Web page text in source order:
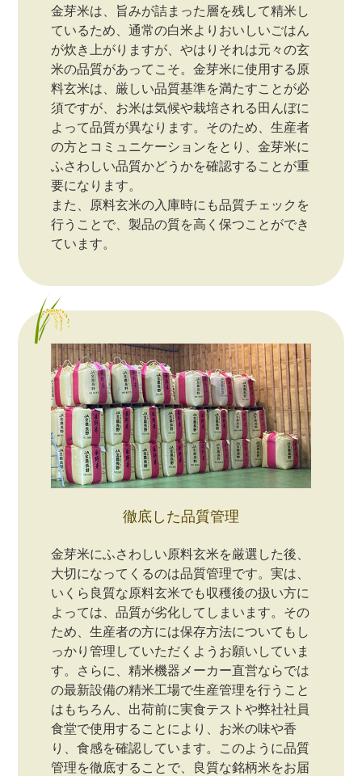
金芽米は、旨みが詰まった層を残して精米し
ているため、通常の白米よりおいしいごはん
が炊き上がりますが、やはりそれは元々の玄
米の品質があってこそ。金芽米に使用する原
料玄米は、厳しい品質基準を満たすことが必
須ですが、お米は気候や栽培される田んぼに
よって品質が異なります。そのため、生産者
の方とコミュニケーションをとり、金芽米に
ふさわしい品質かどうかを確認することが重
要になります。
また、原料玄米の入庫時にも品質チェックを
行うことで、製品の質を高く保つことができ
ています。
徹底した品質管理
金芽米にふさわしい原料玄米を厳選した後、
大切になってくるのは品質管理です。実は、
いくら良質な原料玄米でも収穫後の扱い方に
よっては、品質が劣化してしまいます。その
ため、生産者の方には保存方法についてもし
っかり管理していただくようお願いしていま
す。さらに、精米機器メーカー直営ならでは
の最新設備の精米工場で生産管理を行うこと
はもちろん、出荷前に実食テストや弊社社員
食堂で使用することにより、お米の味や香
り、食感を確認しています。このように品質
管理を徹底することで、良質な銘柄米をお届